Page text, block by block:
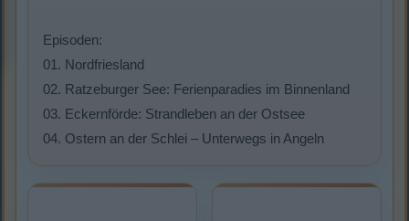
Episoden:
01. Nordfriesland
02. Ratzeburger See: Ferienparadies im Binnenland
03. Eckernförde: Strandleben an der Ostsee
04. Ostern an der Schlei – Unterwegs in Angeln